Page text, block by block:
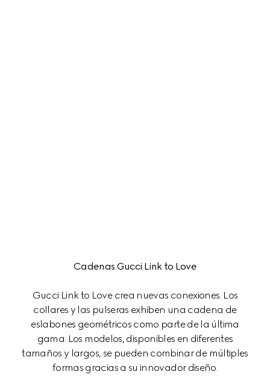
Cadenas Gucci Link to Love
Gucci Link to Love crea nuevas conexiones. Los
collares y las pulseras exhiben una cadena de
eslabones geométricos como parte de la última
gama. Los modelos, disponibles en diferentes
tamaños y largos, se pueden combinar de múltiples
formas gracias a su innovador diseño.